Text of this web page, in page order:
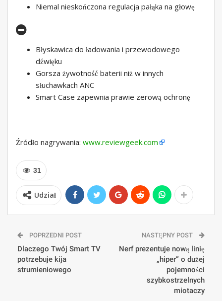
Niemal nieskończona regulacja pałąka na głowę
Błyskawica do ładowania i przewodowego
dźwięku
Gorsza żywotność baterii niż w innych
słuchawkach ANC
Smart Case zapewnia prawie zerową ochronę
Źródło nagrywania: www.reviewgeek.com
31
Udział
POPRZEDNI POST
Dlaczego Twój Smart TV
potrzebuje kija
strumieniowego
NASTĘPNY POST
Nerf prezentuje nową linię
„hiper” o dużej
pojemności
szybkostrzelnych
miotaczy